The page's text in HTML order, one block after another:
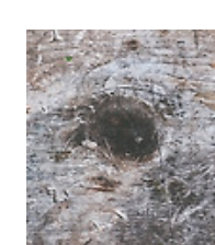
에 좋다고 하면 의아 하실 수도
은 오메가 3 같은 양질의 지방
양이 엄청나기 때문에 탄수화물
늘고 필요 없는 지방은 빠져서
에 밥은 딱 한숟갈 정도만 먹어
사는 분들..